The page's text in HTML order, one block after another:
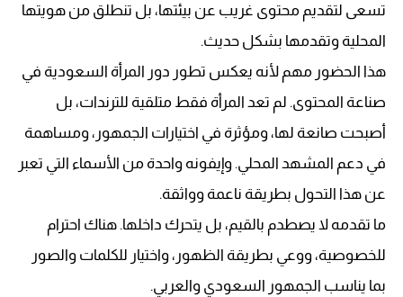
تسعى لتقديم محتوى غريب عن بيئتها، بل تنطلق من هويتها
المحلية وتقدمها بشكل حديث.
هذا الحضور مهم لأنه يعكس تطور دور المرأة السعودية في
صناعة المحتوى. لم تعد المرأة فقط متلقية للترندات، بل
أصبحت صانعة لها، ومؤثرة في اختيارات الجمهور، ومساهمة
في دعم المشهد المحلي. وإيفونه واحدة من الأسماء التي تعبر
عن هذا التحول بطريقة ناعمة وواثقة.
ما تقدمه لا يصطدم بالقيم، بل يتحرك داخلها. هناك احترام
للخصوصية، ووعي بطريقة الظهور، واختيار للكلمات والصور
بما يناسب الجمهور السعودي والعربي.